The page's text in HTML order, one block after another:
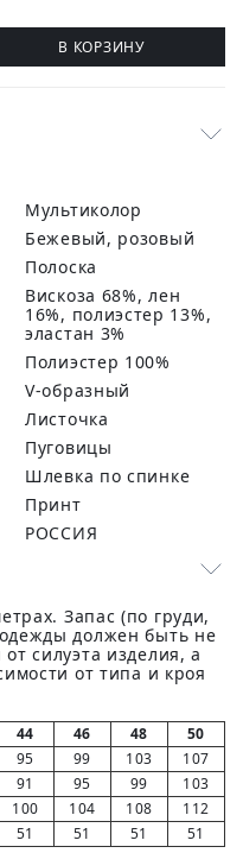
В КОРЗИНУ
Мультиколор
бежевый, розовый
Полоска
вискоза 68%, лен
16%, полиэстер 13%,
эластан 3%
Полиэстер 100%
V-образный
Листочка
Пуговицы
Шлевка по спинке
Принт
РОССИЯ
Запас (по груди,
должен быть не
силуэта изделия, а
от типа и кроя
44 46 48
50
95 99 103
107
91 95 99
103
100 104 108
112
51 51 51 51